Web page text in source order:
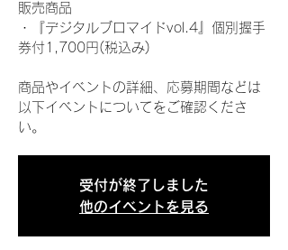
販売商品
・『デジタルブロマイドvol.4』個別握手
券付1,700円(税込み)
商品やイベントの詳細、応募期間などは
以下イベントについてをご確認くださ
い。
受付が終了しました
他のイベントを見る